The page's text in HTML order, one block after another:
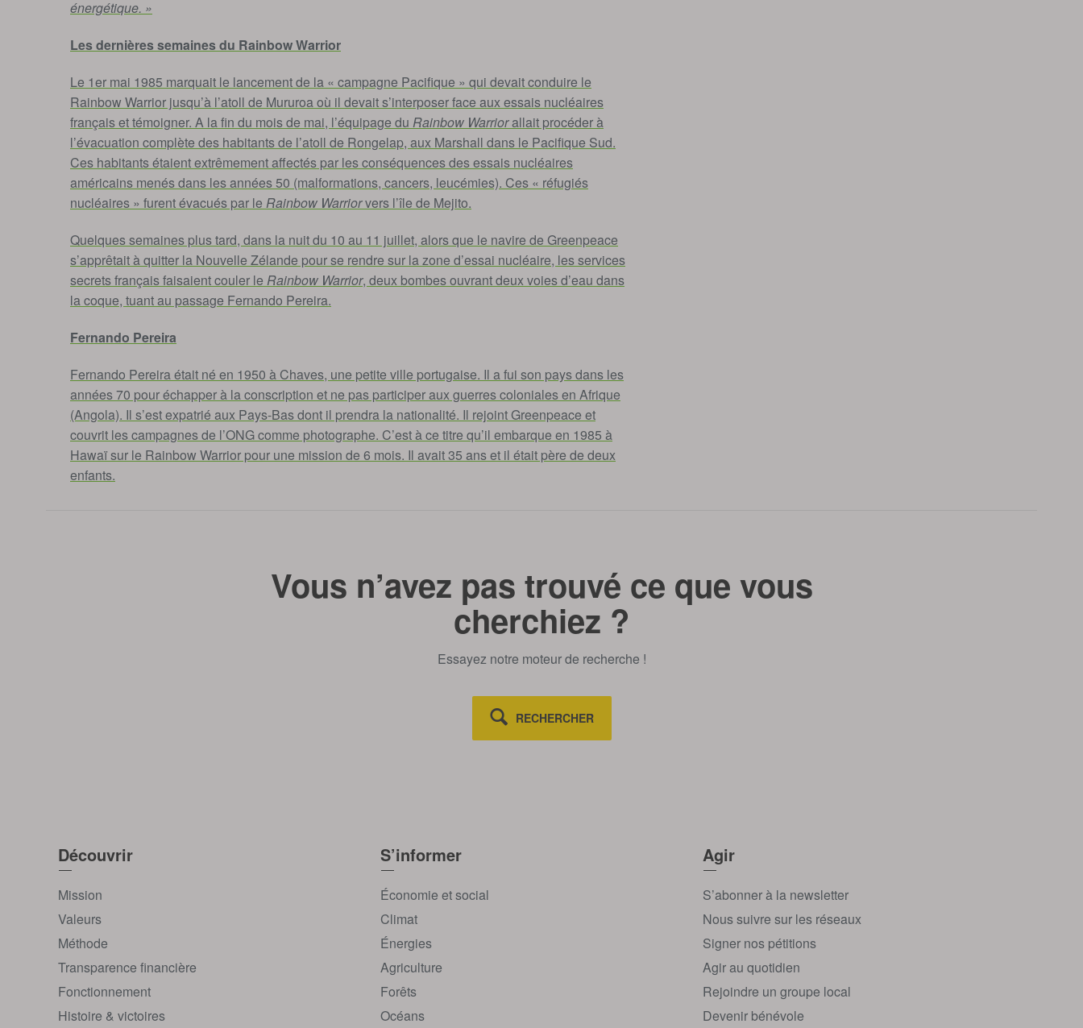
énergétique. »
Les dernières semaines du Rainbow Warrior
Le 1er mai 1985 marquait le lancement de la « campagne Pacifique » qui devait conduire le
Rainbow Warrior jusqu’à l’atoll de Mururoa où il devait s’interposer face aux essais nucléaires
français et témoigner. A la fin du mois de mai, l’équipage du Rainbow Warriorallait procéder à
l’évacuation complète des habitants de l’atoll de Rongelap, aux Marshall dans le Pacifique Sud.
Ces habitants étaient extrêmement affectés par les conséquences des essais nucléaires
américains menés dans les années 50 (malformations, cancers, leucémies). Ces « réfugiés
nucléaires » furent évacués par le Rainbow Warriorvers l’île de Mejito.
Quelques semaines plus tard, dans la nuit du 10 au 11 juillet, alors que le navire de Greenpeace
s’apprêtait à quitter la Nouvelle Zélande pour se rendre sur la zone d’essai nucléaire, les services
secrets français faisaient couler le Rainbow Warrior, deux bombes ouvrant deux voies d’eau dans
la coque, tuant au passage Fernando Pereira.
Fernando Pereira
Fernando Pereira était né en 1950 à Chaves, une petite ville portugaise. Il a fui son pays dans les
années 70 pour échapper à la conscription et ne pas participer aux guerres coloniales en Afrique
(Angola). Il s’est expatrié aux Pays-Bas dont il prendra la nationalité. Il rejoint Greenpeace et
couvrit les campagnes de l’ONG comme photographe. C’est à ce titre qu’il embarque en 1985 à
Hawaï sur le Rainbow Warrior pour une mission de 6 mois. Il avait 35 ans et il était père de deux
enfants.
Vous n’avez pas trouvé ce que vous
cherchiez ?
Essayez notre moteur de recherche !
RECHERCHER
Découvrir
Mission
Valeurs
Méthode
Transparence financière
Fonctionnement
Histoire & victoires
S’informer
Économie et social
Climat
Énergies
Agriculture
Forêts
Océans
Agir
S’abonner à la newsletter
Nous suivre sur les réseaux
Signer nos pétitions
Agir au quotidien
Rejoindre un groupe local
Devenir bénévole